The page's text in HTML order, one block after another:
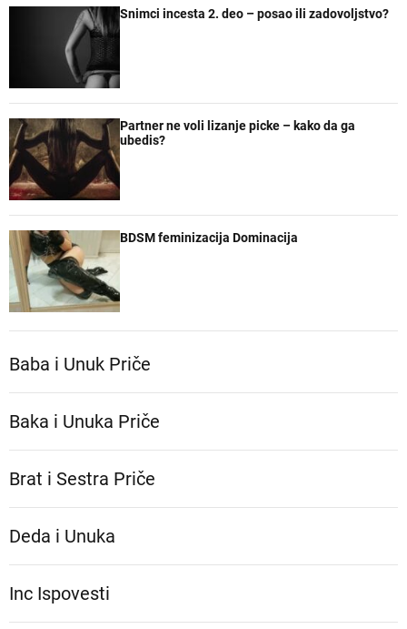
Snimci incesta 2. deo – posao ili zadovoljstvo?
Partner ne voli lizanje picke – kako da ga
ubedis?
BDSM feminizacija Dominacija
Baba i Unuk Priče
Baka i Unuka Pričе
Brat i Sestra Priče
Deda i Unuka
Inc Ispovesti